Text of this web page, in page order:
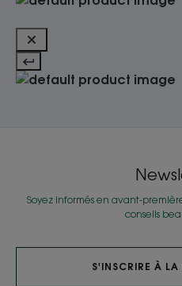
Soyez informés en avant-
conseils
S'INSCRIRE À LA